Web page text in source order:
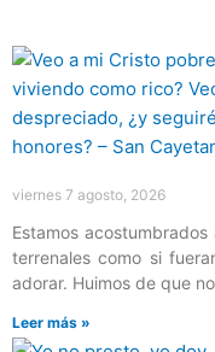
viernes 7 agosto, 2026
Estamos
terrenales como si
adorar. Huimos de que
Leer más »
Página
Página
Página
Página
Página